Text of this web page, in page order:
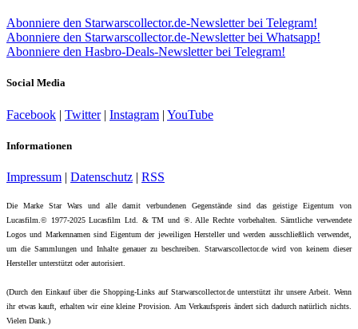
Abonniere den Starwarscollector.de-Newsletter bei Telegram!
Abonniere den Starwarscollector.de-Newsletter bei Whatsapp!
Abonniere den Hasbro-Deals-Newsletter bei Telegram!
Social Media
Facebook | Twitter| Instagram | YouTube
Informationen
Impressum | Datenschutz | RSS
Die Marke Star Wars und alle damit verbundenen Gegenstände sind das geistige Eigentum von
Lucasfilm.© 1977-2025 Lucasfilm Ltd. & TM und ®. Alle Rechte vorbehalten. Sämtliche verwendete
Logos und Markennamen sind Eigentum der jeweiligen Hersteller und werden ausschließlich verwendet,
um die Sammlungen und Inhalte genauer zu beschreiben. Starwarscollector.de wird von keinem dieser
Hersteller unterstützt oder autorisiert.
(Durch den Einkauf über die Shopping-Links auf Starwarscollector.de unterstützt ihr unsere Arbeit. Wenn
ihr etwas kauft, erhalten wir eine kleine Provision. Am Verkaufspreis ändert sich dadurch natürlich nichts.
Vielen Dank.)